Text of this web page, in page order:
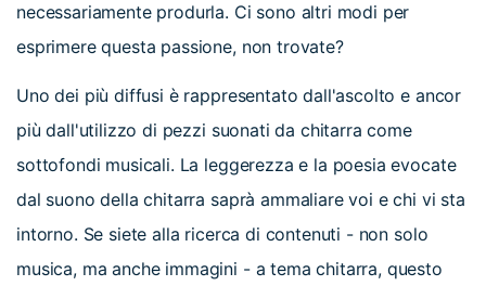
necessariamente produrla. Ci sono altri modi per
esprimere questa passione, non trovate?
Uno dei più diffusi è rappresentato dall'ascolto e ancor
più dall'utilizzo di pezzi suonati da chitarra come
sottofondi musicali. La leggerezza e la poesia evocate
dal suono della chitarra saprà ammaliare voi e chi vi sta
intorno. Se siete alla ricerca di contenuti - non solo
musica, ma anche immagini - a tema chitarra, questo